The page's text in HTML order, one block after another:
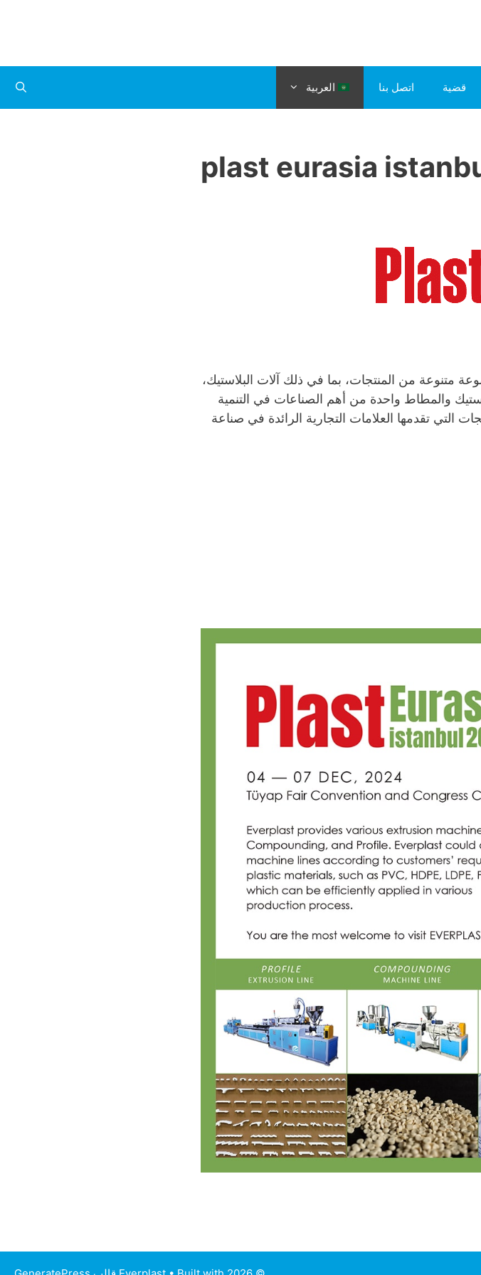
قضية اتصل بنا العربية
plast eurasia
بلاست أوراسيا إسطنبول 2024 مجموعة متنوعة من المنتجات، بما في ذلك آلات البلاستيك،
والمطاط واحدة من أهم الصناعات في التنمية
التي تقدمها العلامات التجارية الرائدة في صناعة